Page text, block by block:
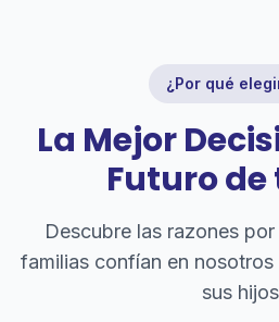
¿Por qué
La Mejor
Futuro de
Descubre las razones
familias confían en
sus